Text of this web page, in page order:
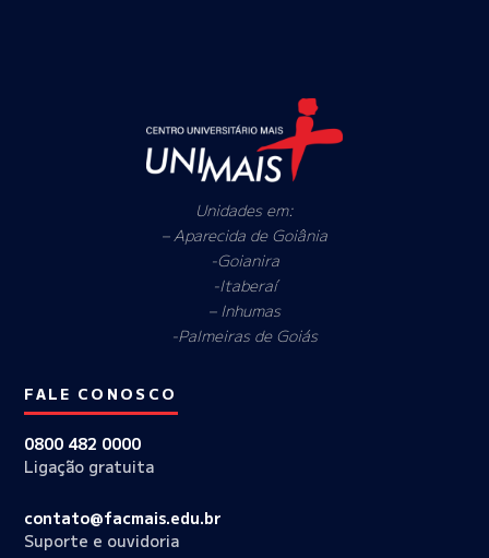
Unidades em:
– Aparecida de Goiânia
-Goianira
-Itaberaí
– Inhumas
-Palmeiras de Goiás
FALE CONOSCO
0800 482 0000
Ligação gratuita
contato@facmais.edu.br
Suporte e ouvidoria